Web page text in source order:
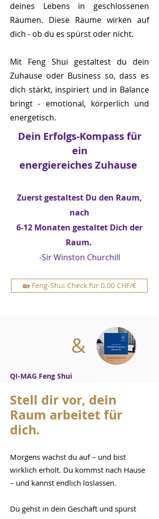
deines Lebens in geschlossenen
Räumen. Diese Räume wirken auf
dich - ob du es spürst oder nicht.
Mit Feng Shui gestaltest du dein
Zuhause oder Business so, dass es
dich stärkt, inspiriert und in Balance
bringt - emotional, körperlich und
energetisch.
Dein Erfolgs-Kompass für
ein
energiereiches Zuhause
Zuerst gestaltest Du den Raum,
nach
6-12 Monaten gestaltet Dich der
Raum.
-Sir Winston Churchill
🏡 Feng-Shui Check für 0.00 CHF/€
&
QI-MAG Feng Shui
Stell dir vor, dein
Raum arbeitet für
dich.
Morgens wachst du auf – und bist
wirklich erholt. Du kommst nach Hause
– und kannst endlich loslassen.
Du gehst in dein Geschäft und spürst